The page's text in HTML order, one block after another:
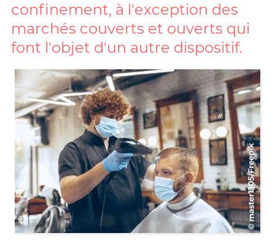
confinement, à l'exception des
marchés couverts et ouverts qui
font l'objet d'un autre dispositif.